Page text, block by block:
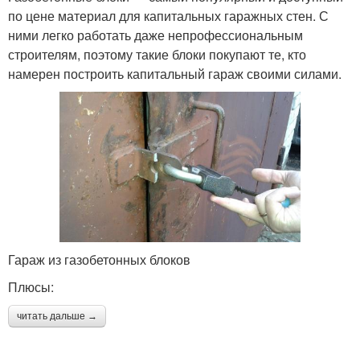
по цене материал для капитальных гаражных стен. С
ними легко работать даже непрофессиональным
строителям, поэтому такие блоки покупают те, кто
намерен построить капитальный гараж своими силами.
Гараж из газобетонных блоков
Плюсы:
читать дальше →